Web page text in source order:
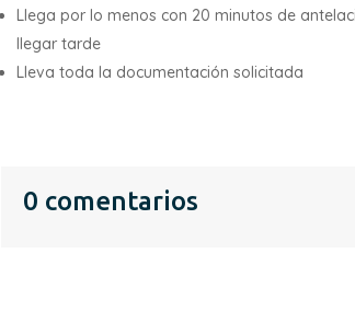
Llega por lo menos con 20 minutos de
llegar tarde
Lleva toda la documentación solicitada
0 comentarios